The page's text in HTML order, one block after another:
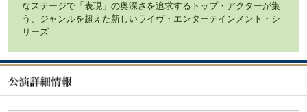
なステージで「表現」の奥深さを追求するトップ・アクターが集
う、ジャンルを超えた新しいライヴ・エンターテインメント・シ
リーズ